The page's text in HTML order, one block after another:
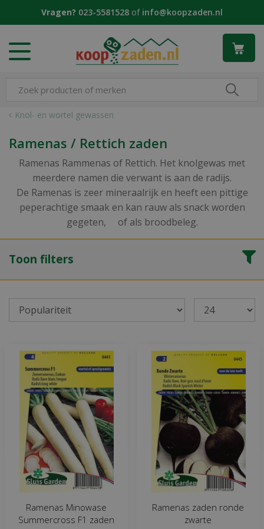
Knol- en wortel gewassen
Vragen? 023-5581528 of info@koopzaden.nl
Ramenas / Rettich zaden
Ramenas Rammenas of Rettich. Het knolgewas met
meerdere namen die verwant is aan de radijs.
De Ramenas is zeer mineraalrijk en heeft een pittige
peperachtige smaak en kan rauw als snack worden
gegeten, of als broodbeleg.
Toon filters
Ramenas Minowase
Summercross F1 zaden
Ramenas zaden ronde
zwarte